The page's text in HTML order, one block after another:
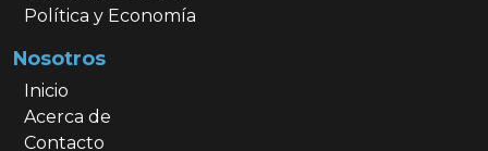
Política y Economía
Nosotros
Inicio
Acerca de
Contacto